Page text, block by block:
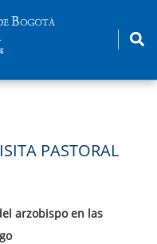
PASTORAL
arzobispo en las